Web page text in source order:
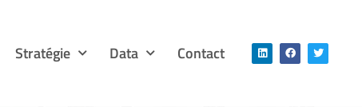
Stratégie Data Contact